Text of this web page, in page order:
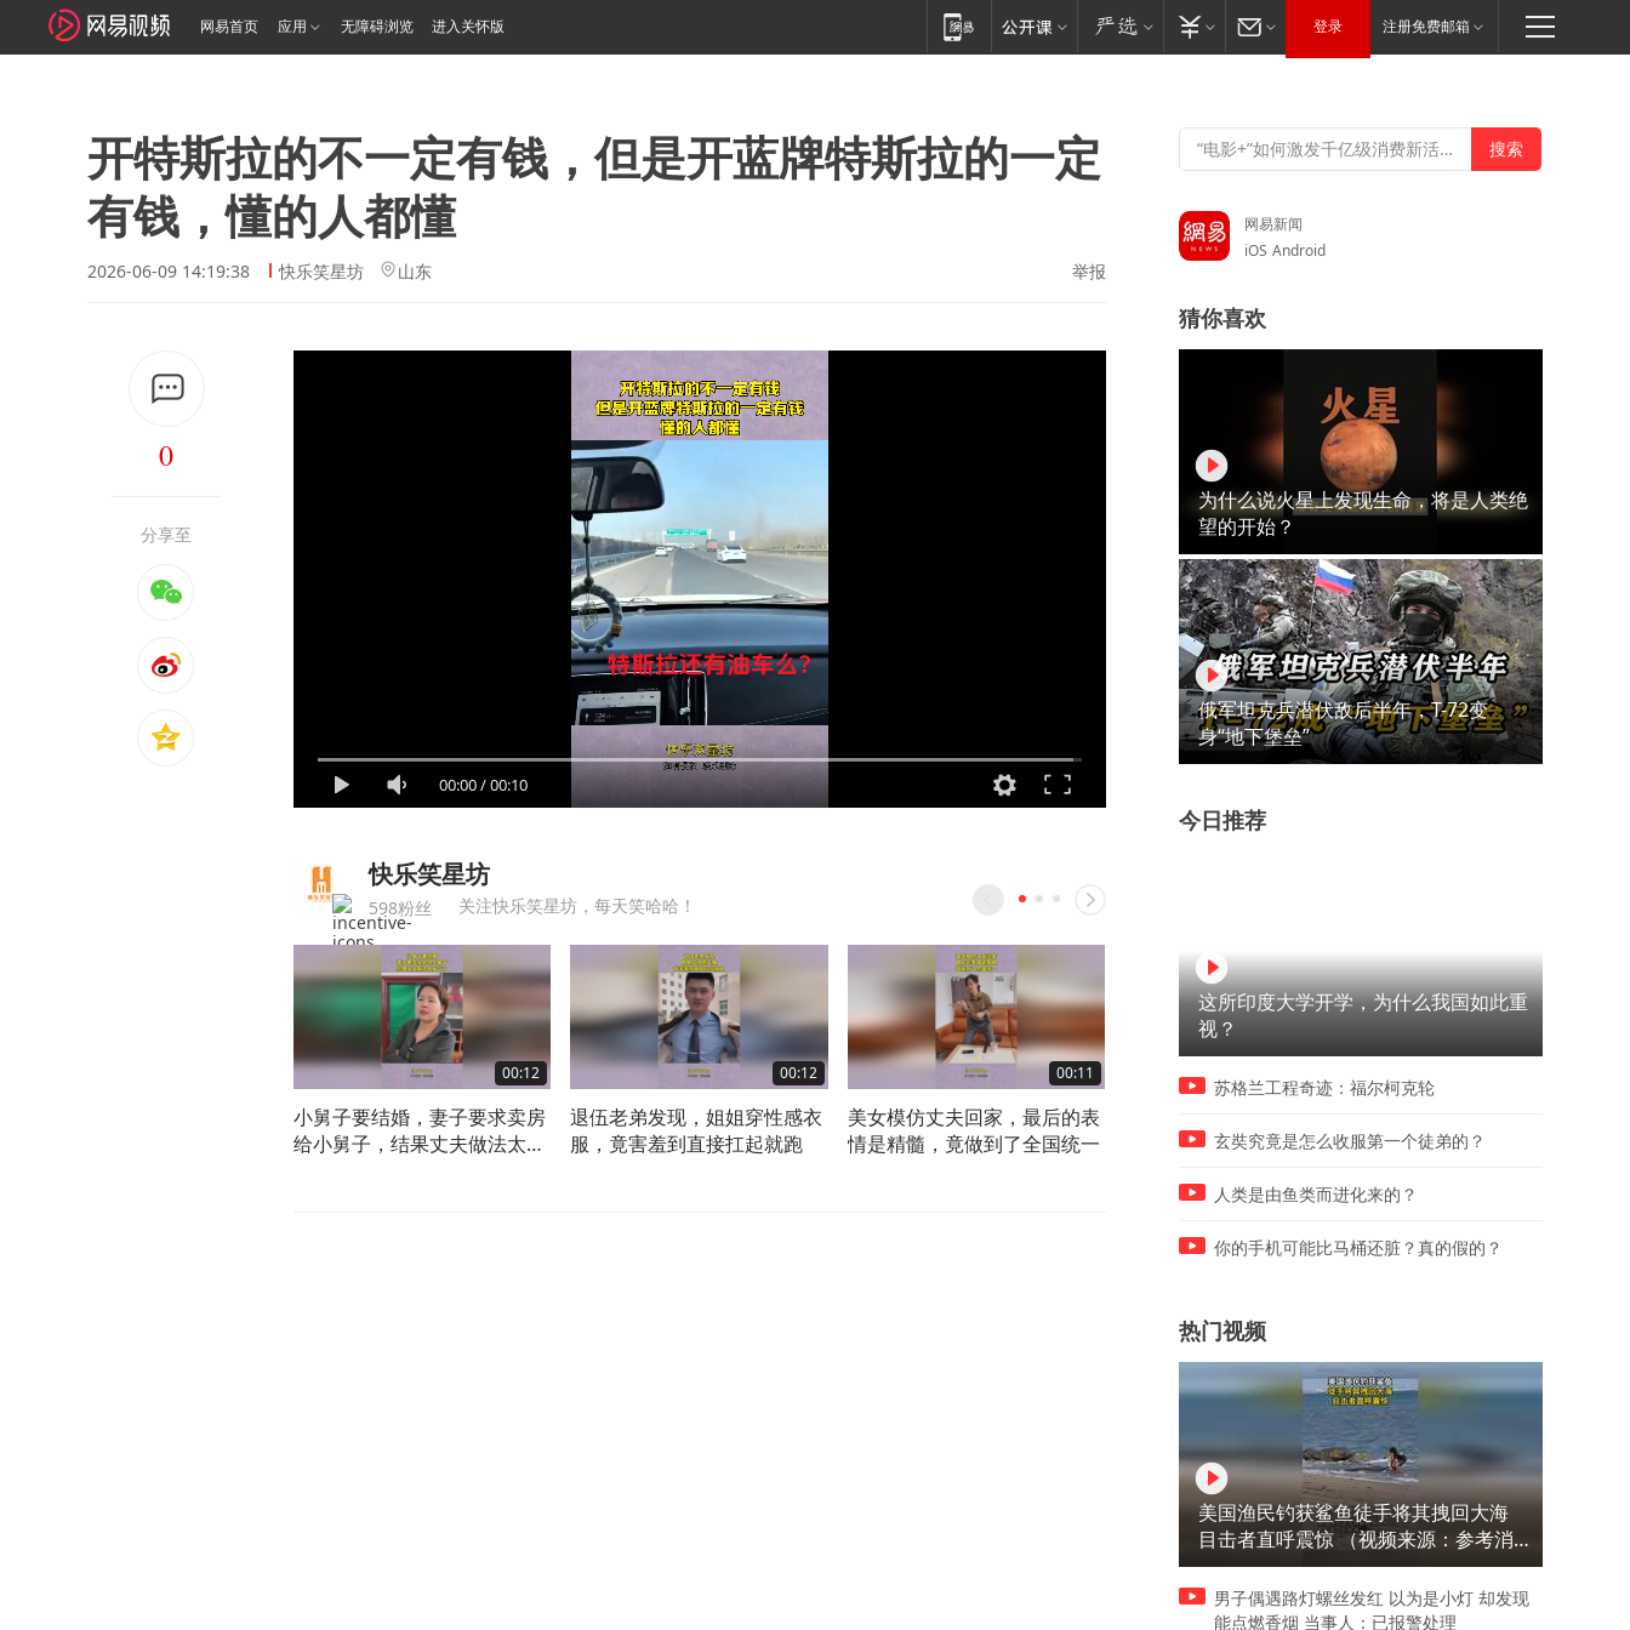
网易首页 应用 无障碍浏览 进入关怀版 登录 注册免费邮箱
开特斯拉的不一定有钱，但是开蓝牌特斯拉的一定
有钱，懂的人都懂
2026-06-09 14:19:38 快乐笑星坊 山东 举报
0
分享至
00:00/00:10
快乐笑星坊
598粉丝 关注快乐笑星坊，每天笑哈哈！
00:12
小舅子要结婚，妻子要求卖房
给小舅子，结果丈夫做法太解
00:12
退伍老弟发现，姐姐穿性感衣
服，竟害羞到直接扛起就跑
00:11
美女模仿丈夫回家，最后的表
情是精髓，竟做到了全国统一
动被喷老鼠屎，大家看出来这
烫太贵，才明白大老板的格
网易新闻
iOS Android
猜你喜欢
为什么说火星上发现生命，将是人类绝
望的开始？
俄军坦克兵潜伏敌后半年，T-72变
身“地下堡垒”
今日推荐
这所印度大学开学，为什么我国如此重
视？
苏格兰工程奇迹：福尔柯克轮
玄奘究竟是怎么收服第一个徒弟的？
人类是由鱼类而进化来的？
你的手机可能比马桶还脏？真的假的？
热门视频
美国渔民钓获鲨鱼徒手将其拽回大海
目击者直呼震惊 （视频来源：参考消
息）
男子偶遇路灯螺丝发红 以为是小灯 却发现
能点燃香烟 当事人：已报警处理